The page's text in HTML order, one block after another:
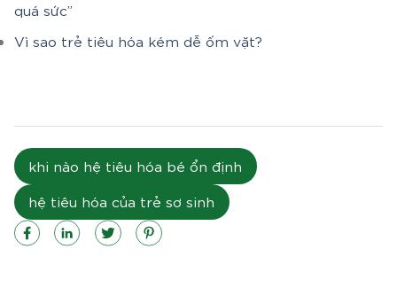
quá sức”
Vì sao trẻ tiêu hóa kém dễ ốm vặt?
khi nào hệ tiêu hóa bé ổn định
hệ tiêu hóa của trẻ sơ sinh